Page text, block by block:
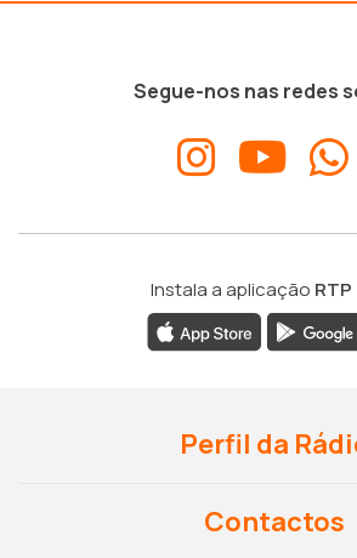
Segue-nos nas redes
Instala a aplicação
Perfil da
Contactos